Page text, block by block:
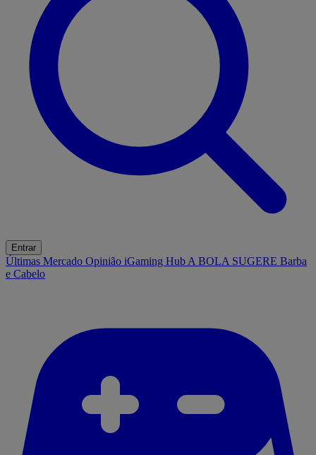
Entrar
Últimas Mercado Opinião iGaming Hub A BOLA SUGERE Barba
e Cabelo